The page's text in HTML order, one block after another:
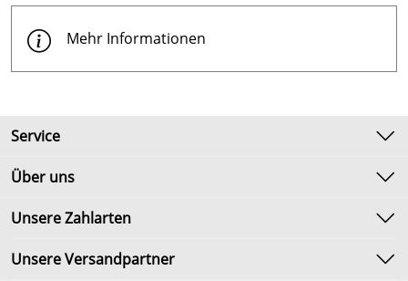
Mehr Informationen
Service
Kontakt
Umtausch & Rückgabe
Lieferbedingungen
Über uns
Unsere Bestseller
Neu
Unsere Zahlarten
Unsere Versandpartner